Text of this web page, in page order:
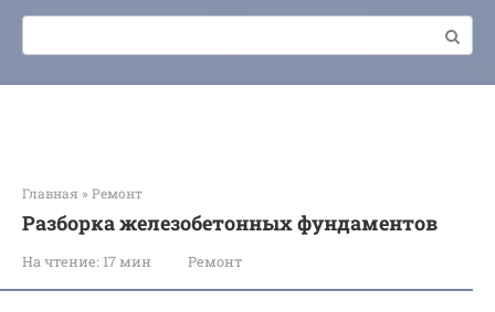
Поиск:
Главная » Ремонт
Разборка железобетонных фундаментов
На чтение: 17 мин Ремонт